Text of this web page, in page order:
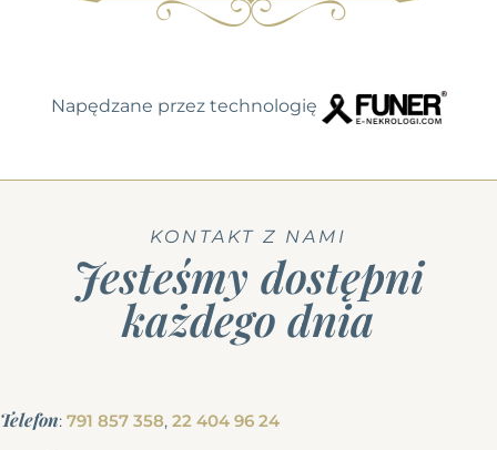
Napędzane przez technologię
KONTAKT Z NAMI
Jesteśmy dostępni
każdego dnia
Telefon: 791 857 358, 22 404 96 24